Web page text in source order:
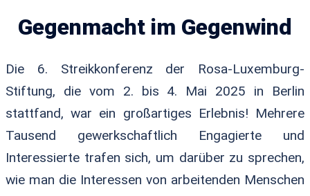
Gegenmacht im Gegenwind
Die 6. Streikkonferenz der Rosa-Luxemburg-
Stiftung, die vom 2. bis 4. Mai 2025 in Berlin
stattfand, war ein großartiges Erlebnis! Mehrere
Tausend gewerkschaftlich Engagierte und
Interessierte trafen sich, um darüber zu sprechen,
wie man die Interessen von arbeitenden Menschen